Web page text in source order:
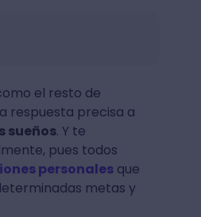
el resto de
respuesta precisa a
sueños. Y te
pues todos
personalesque
metas y